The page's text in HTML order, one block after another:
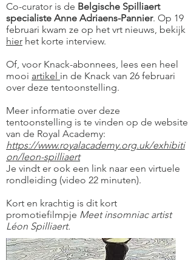
Co-curator is de Belgische Spilliaert
specialiste Anne Adriaens-Pannier. Op 19
februari kwam ze op het vrt nieuws, bekijk
hier het korte interview.
Of, voor Knack-abonnees, lees een heel
mooi artikel in de Knack van 26 februari
over deze tentoonstelling.
Meer informatie over deze
tentoonstelling is te vinden op de website
van de Royal Academy:
https://www.royalacademy.org.uk/exhibiti
on/leon-spilliaert
Je vindt er ook een link naar een virtuele
rondleiding (video 22 minuten).
Kort en krachtig is dit kort
promotiefilmpje Meet insomniac artist
Léon Spilliaert.